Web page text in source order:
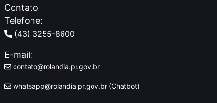
Contato
Telefone:
(43) 3255-8600
E-mail:
contato@rolandia.pr.gov.br
whatsapp@rolandia.pr.gov.br (Chatbot)